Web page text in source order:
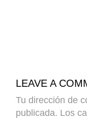
LEAVE A
Tu dirección de
publicada. Los